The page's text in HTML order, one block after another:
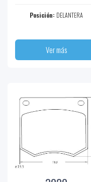
Posición: DELANTERA
Ver más